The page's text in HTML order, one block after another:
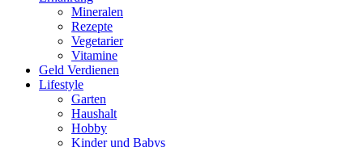
Mineralen
Rezepte
Vegetarier
Vitamine
Geld Verdienen
Lifestyle
Garten
Haushalt
Hobby
Kinder und Babys